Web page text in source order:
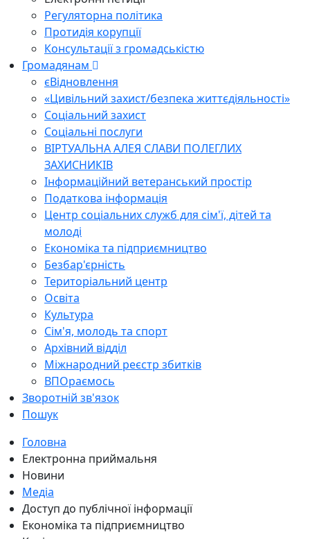
Регуляторна політика
Протидія корупції
Консультації з громадськістю
Громадянам
єВідновлення
«Цивільний захист/безпека життєдіяльності»
Соціальний захист
Соціальні послуги
ВІРТУАЛЬНА АЛЕЯ СЛАВИ ПОЛЕГЛИХ
ЗАХИСНИКІВ
Інформаційний ветеранський простір
Податкова інформація
Центр соціальних служб для сім'ї, дітей та
молоді
Економіка та підприємництво
Безбар'єрність
Територіальний центр
Освіта
Культура
Сім'я, молодь та спорт
Архівний відділ
Міжнародний реєстр збитків
ВПОраємось
Зворотній зв'язок
Пошук
Головна
Електронна приймальня
Новини
Медіа
Доступ до публічної інформації
Економіка та підприємництво